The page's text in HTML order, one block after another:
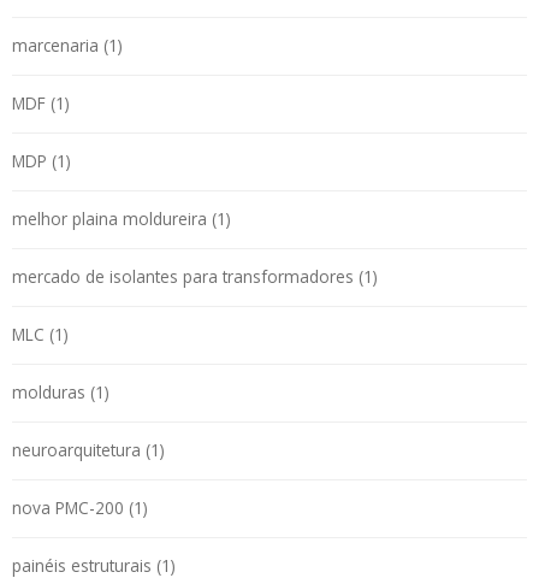
marcenaria (1)
MDF (1)
MDP (1)
melhor plaina moldureira (1)
mercado de isolantes para transformadores (1)
MLC (1)
molduras (1)
neuroarquitetura (1)
nova PMC-200 (1)
painéis estruturais (1)